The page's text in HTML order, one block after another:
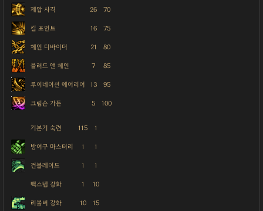
제압 사격 26 70
킬 포인트 16 75
체인 디바이더 21 80
블러드 앤 체인 7 85
루이네이션 에어리어 13 95
크림슨 가든 5 100
기본기 숙련 115 1
방어구 마스터리 1 1
건블레이드 1 1
백스텝 강화 1 10
리볼버 강화 10 15